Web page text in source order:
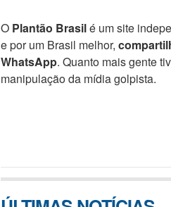
O Plantão Brasilé um site
e por um Brasil melhor,
WhatsApp. Quanto mais gente
manipulação da mídia golpista.